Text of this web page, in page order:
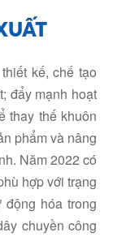
kế, chế tạo
đẩy mạnh hoạt
thay thế khuôn
phẩm và nâng
Năm 2022 có
hợp với trạng
hóa trong
chuyền công